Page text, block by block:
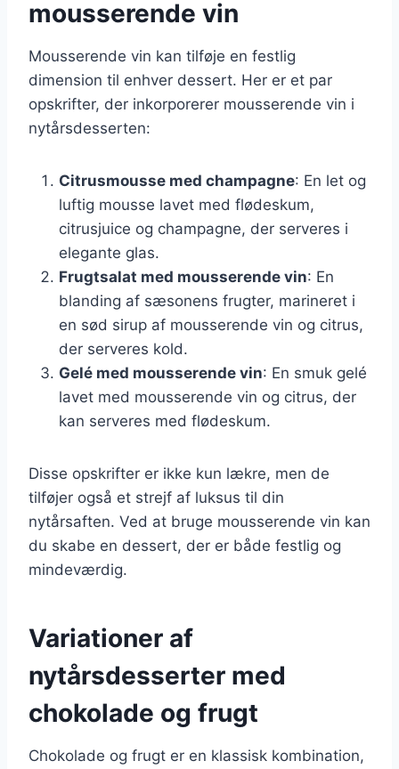
mousserende vin
Mousserende vin kan tilføje en festlig
dimension til enhver dessert. Her er et par
opskrifter, der inkorporerer mousserende vin i
nytårsdesserten:
Citrusmousse med champagne: En let og
luftig mousse lavet med flødeskum,
citrusjuice og champagne, der serveres i
elegante glas.
Frugtsalat med mousserende vin: En
blanding af sæsonens frugter, marineret i
en sød sirup af mousserende vin og citrus,
der serveres kold.
Gelé med mousserende vin: En smuk gelé
lavet med mousserende vin og citrus, der
kan serveres med flødeskum.
Disse opskrifter er ikke kun lækre, men de
tilføjer også et strejf af luksus til din
nytårsaften. Ved at bruge mousserende vin kan
du skabe en dessert, der er både festlig og
mindeværdig.
Variationer af
nytårsdesserter med
chokolade og frugt
Chokolade og frugt er en klassisk kombination,